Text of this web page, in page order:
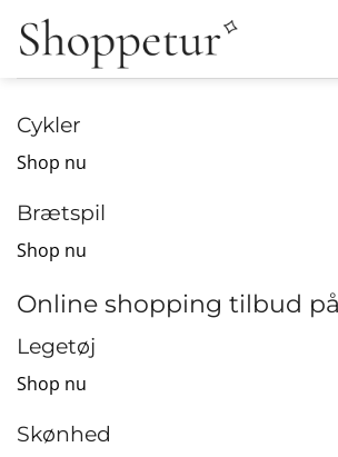
Fortsæt
Cykler
Shop nu
Brætspil
Shop nu
Online shopping tilbud
Legetøj
Shop nu
Skønhed